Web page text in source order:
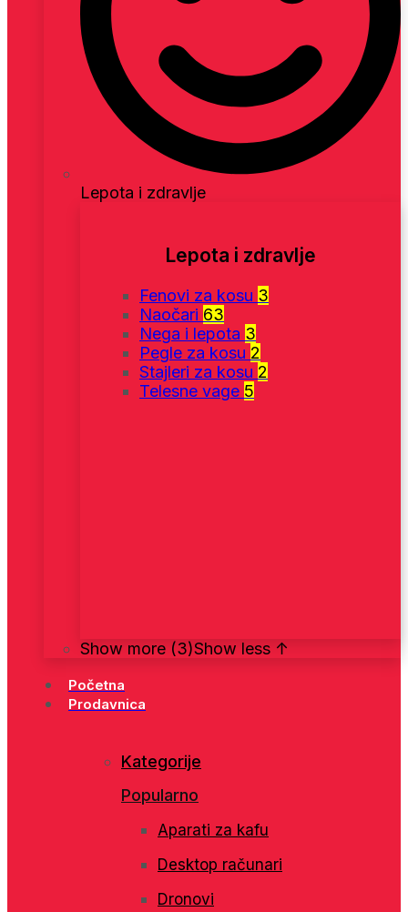
Lepota i zdravlje
Lepota i zdravlje
Fenovi za kosu 3
Naočari 63
Nega i lepota 3
Pegle za kosu 2
Stajleri za kosu 2
Telesne vage 5
Show more (3)Show less ↑
Početna
Prodavnica
Kategorije
Popularno
Aparati za kafu
Desktop računari
Dronovi